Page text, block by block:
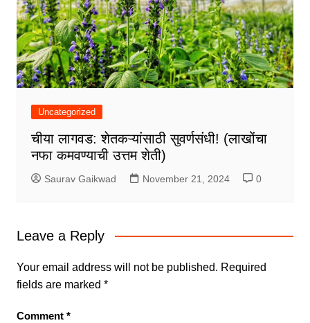
Uncategorized
चीया लागवड: शेतकऱ्यांसाठी सुवर्णसंधी! (लाखोंचा
नफा कमवण्याची उत्तम शेती)
Saurav Gaikwad November 21, 2024 0
Leave a Reply
Your email address will not be published. Required
fields are marked *
Comment *